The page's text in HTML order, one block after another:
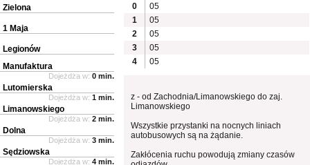
0
05
1
05
2
05
3
05
4
05
z - od Zachodnia/Limanowskiego do zaj.
Limanowskiego
Wszystkie przystanki na nocnych liniach
autobusowych są na żądanie.
Zakłócenia ruchu powodują zmiany czasów
Zielona
1 Maja
Legionów
Manufaktura
Dojeżdża w: 0 min.
Lutomierska
Dojeżdża w: 1 min.
Limanowskiego
Dojeżdża w: 2 min.
Dolna
Dojeżdża w: 3 min.
Sędziowska
Dojeżdża w: 4 min.